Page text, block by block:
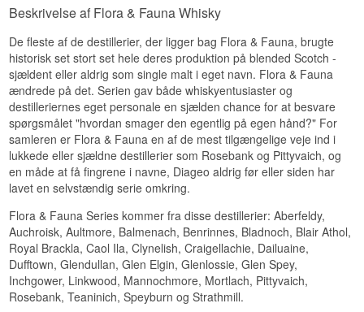
Størrelse: 70 CL
Edition: Flora & Fauna
EAN nr.: 5000281024394
Smagsprofil
Frugtig · Blød · Klassisk
Vidste du at?
Mannochmore var i 1990'erne kilden til den
famøse 'Loch Dhu – The Black Whisky', som med
sin næsten sorte farve fra kraftig fadristning og
karamel skabte overskrifter og i dag er et kult-
samlerobjekt.
Se hele vores udvalg afMannochmore
Teaninichs karakteristiske kornkarakter går hånd
i hånd med et diskret strejf af røg.
Smagsnoter
Næse
Sukkerbyg og korn med et let, olieret strejf af
urter.
Smag
Behagelig tørhed, røgede noter og en snert af
citrussyre.
Eftersmag
Medium lang med en afsluttende antydning af
espresso.
Specifikationer
Navn: Teaninich 10 år Flora & Fauna
Beskrivelse af Flora & Fauna Whisky
De fleste af de destillerier, der ligger bag Flora & Fauna, brugte
historisk set stort set hele deres produktion på blended Scotch -
sjældent eller aldrig som single malt i eget navn. Flora & Fauna
ændrede på det. Serien gav både whiskyentusiaster og
destilleriernes eget personale en sjælden chance for at besvare
spørgsmålet "hvordan smager den egentlig på egen hånd?" For
samleren er Flora & Fauna en af de mest tilgængelige veje ind i
lukkede eller sjældne destillerier som Rosebank og Pittyvaich, og
en måde at få fingrene i navne, Diageo aldrig før eller siden har
lavet en selvstændig serie omkring.
Flora & Fauna Series kommer fra disse destillerier: Aberfeldy,
Auchroisk, Aultmore, Balmenach, Benrinnes, Bladnoch, Blair Athol,
Royal Brackla, Caol Ila, Clynelish, Craigellachie, Dailuaine,
Dufftown, Glendullan, Glen Elgin, Glenlossie, Glen Spey,
Inchgower, Linkwood, Mannochmore, Mortlach, Pittyvaich,
Rosebank, Teaninich, Speyburn og Strathmill.